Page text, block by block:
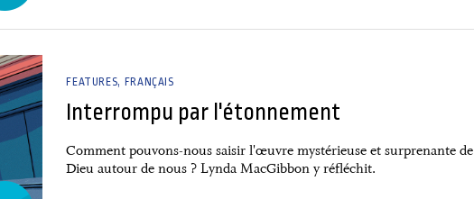
FEATURES FRANÇAIS
Interrompu par l'étonnement
Comment pouvons-nous saisir l'œuvre mystérieuse et surprenante de
Dieu autour de nous ? Lynda MacGibbon y réfléchit.